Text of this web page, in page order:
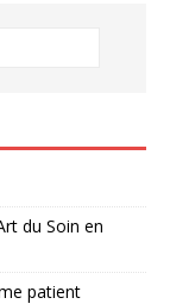
du Soin en
patient